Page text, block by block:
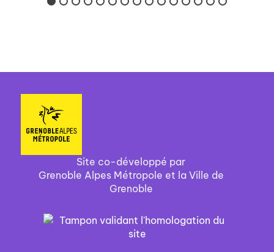
Site co-développé par
Grenoble Alpes Métropole et la Ville de
Grenoble